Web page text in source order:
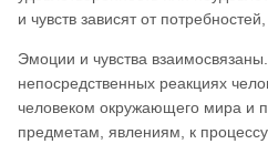
и чувств зависят от
Эмоции и чувства
непосредственных реакциях
человеком окружающего мира и
предметам, явлениям, к